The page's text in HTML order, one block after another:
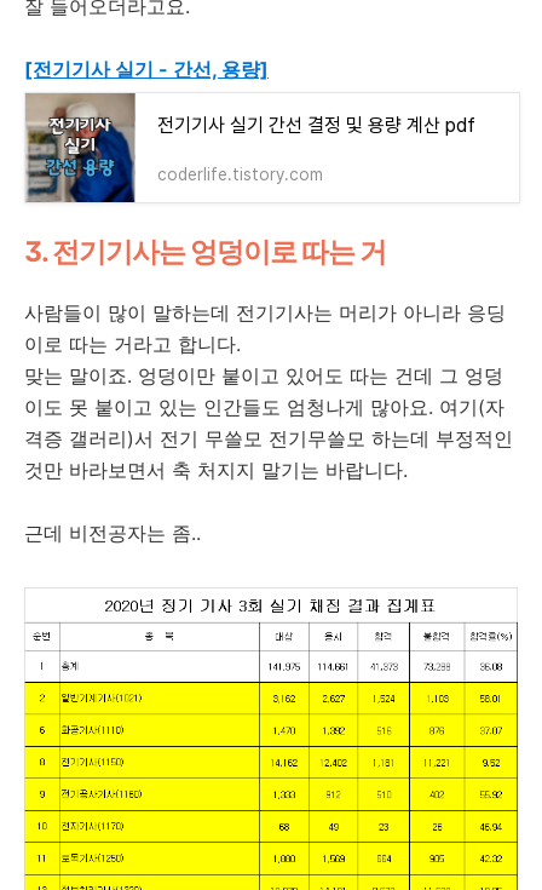
잘 들어오더라고요.
[전기기사 실기 - 간선, 용량]
전기기사 실기 간선 결정 및 용량 계산 pdf
coderlife.tistory.com
3. 전기기사는 엉덩이로 따는 거
사람들이 많이 말하는데 전기기사는 머리가 아니라 응딩
이로 따는 거라고 합니다.
맞는 말이죠. 엉덩이만 붙이고 있어도 따는 건데 그 엉덩
이도 못 붙이고 있는 인간들도 엄청나게 많아요. 여기(자
격증 갤러리)서 전기 무쓸모 전기무쓸모 하는데 부정적인
것만 바라보면서 축 처지지 말기는 바랍니다.
근데 비전공자는 좀..